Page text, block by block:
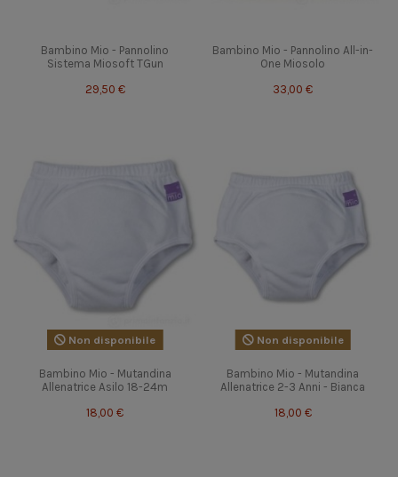
Bambino Mio - Pannolino
Sistema Miosoft TGun
29,50 €
Bambino Mio - Pannolino All-in-
One Miosolo
33,00 €
Non disponibile
Bambino Mio - Mutandina
Allenatrice Asilo 18-24m
18,00 €
Non disponibile
Bambino Mio - Mutandina
Allenatrice 2-3 Anni - Bianca
18,00 €